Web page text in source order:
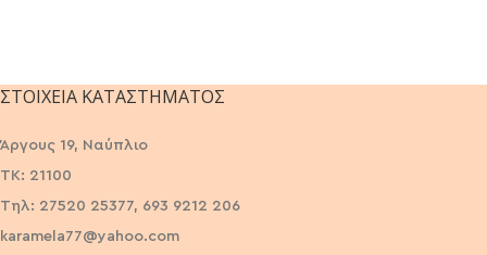
ΣΤΟΙΧΕΊΑ ΚΑΤΑΣΤΉΜΑΤΟΣ
Άργους 19, Ναύπλιο
ΤΚ: 21100
Τηλ: 27520 25377, 693 9212 206
karamela77@yahoo.com